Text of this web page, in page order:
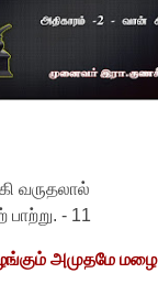
வருதலால்
- 11
அமுதமே மழை